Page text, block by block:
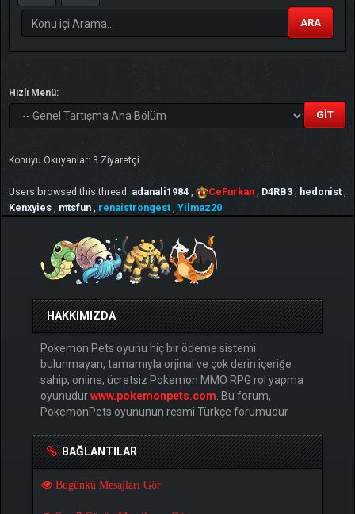
ARA
Hızlı Menü:
Konuyu Okuyanlar: 3 Ziyaretçi
Users browsed this thread: adanali1984 , CeFurkan , D4RB3 , hedonist ,
Kenxyies , mtsfun , renaistrongest , Yilmaz20
HAKKIMIZDA
Pokemon Pets oyunu hiç bir ödeme sistemi
bulunmayan, tamamıyla orjinal ve çok derin içeriğe
sahip, online, ücretsiz Pokemon MMO RPG rol yapma
oyunudurwww.pokemonpets.com. Bu forum,
PokemonPets oyununun resmi Türkçe forumudur
BAĞLANTILAR
Bugünkü Mesajları Gör